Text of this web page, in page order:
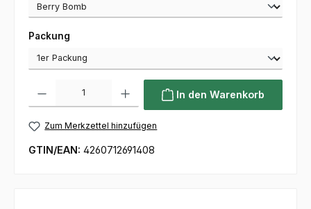
Packung
In den Warenkorb
Zum Merkzettel hinzufügen
GTIN/EAN: 4260712691408